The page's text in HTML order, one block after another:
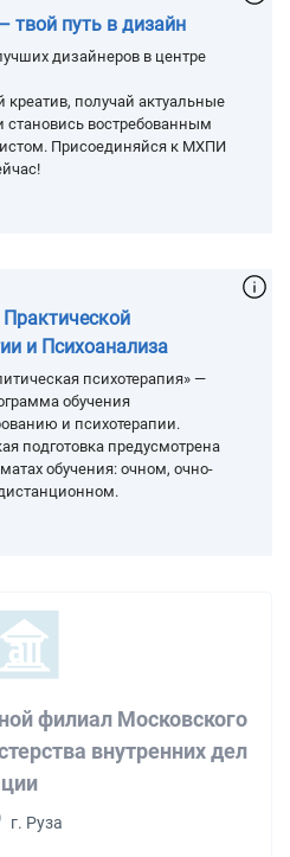
твой путь в дизайн
дизайнеров в центре
креатив, получай актуальные
становись востребованным
Присоединяйся к МХПИ
Практической
и Психоанализа
психотерапия» —
обучения
и психотерапии.
подготовка предусмотрена
обучения: очном, очно-
филиал Московского
внутренних дел
г. Руза